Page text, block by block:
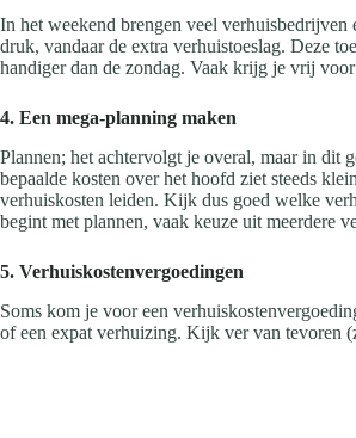
In het weekend brengen veel verhuisbedrijven
druk, vandaar de extra verhuistoeslag. Deze
handiger dan de zondag. Vaak krijg je vrij
4. Een mega-planning maken
Plannen; het achtervolgt je overal, maar in dit
bepaalde kosten over het hoofd ziet steeds
verhuiskosten leiden. Kijk dus goed welke
begint met plannen, vaak keuze uit meerdere
5. Verhuiskostenvergoedingen
Soms kom je voor een
of een expat verhuizing. Kijk ver van tevoren